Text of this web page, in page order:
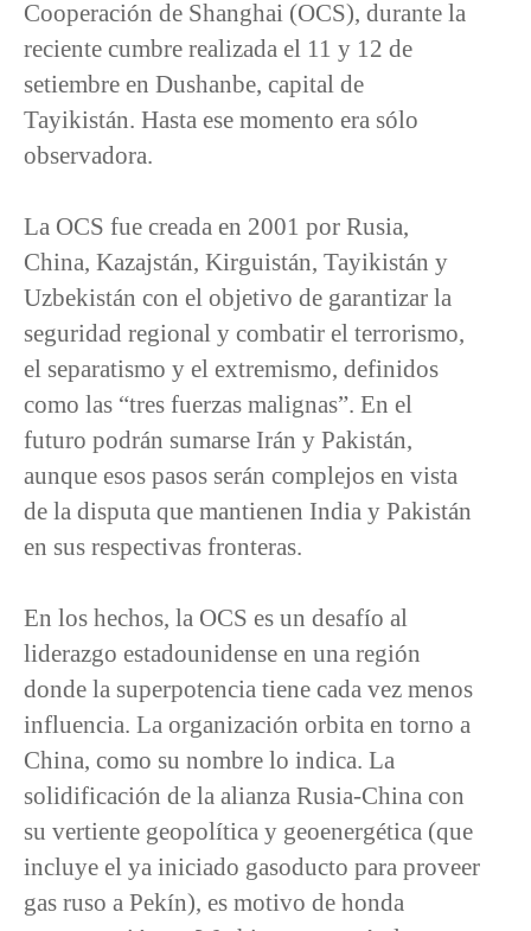
Cooperación de Shanghai (OCS), durante la
reciente cumbre realizada el 11 y 12 de
setiembre en Dushanbe, capital de
Tayikistán. Hasta ese momento era sólo
observadora.
La OCS fue creada en 2001 por Rusia,
China, Kazajstán, Kirguistán, Tayikistán y
Uzbekistán con el objetivo de garantizar la
seguridad regional y combatir el terrorismo,
el separatismo y el extremismo, definidos
como las “tres fuerzas malignas”. En el
futuro podrán sumarse Irán y Pakistán,
aunque esos pasos serán complejos en vista
de la disputa que mantienen India y Pakistán
en sus respectivas fronteras.
En los hechos, la OCS es un desafío al
liderazgo estadounidense en una región
donde la superpotencia tiene cada vez menos
influencia. La organización orbita en torno a
China, como su nombre lo indica. La
solidificación de la alianza Rusia-China con
su vertiente geopolítica y geoenergética (que
incluye el ya iniciado gasoducto para proveer
gas ruso a Pekín), es motivo de honda